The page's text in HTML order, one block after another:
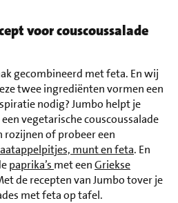
voor couscoussalade
gecombineerd met feta. En wij
twee ingrediënten vormen een
nodig? Jumbo helpt je
vegetarische couscoussalade
rozijnen of probeer een
munt en feta. En
paprika’s met eenGriekse
de recepten van Jumbo tover je
met feta op tafel.